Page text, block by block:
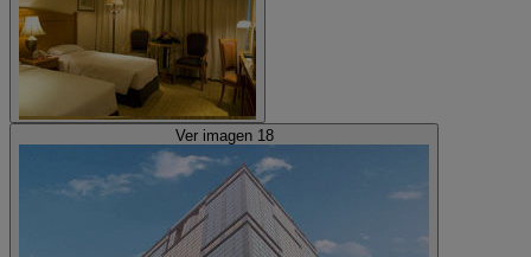
Ver imagen 18